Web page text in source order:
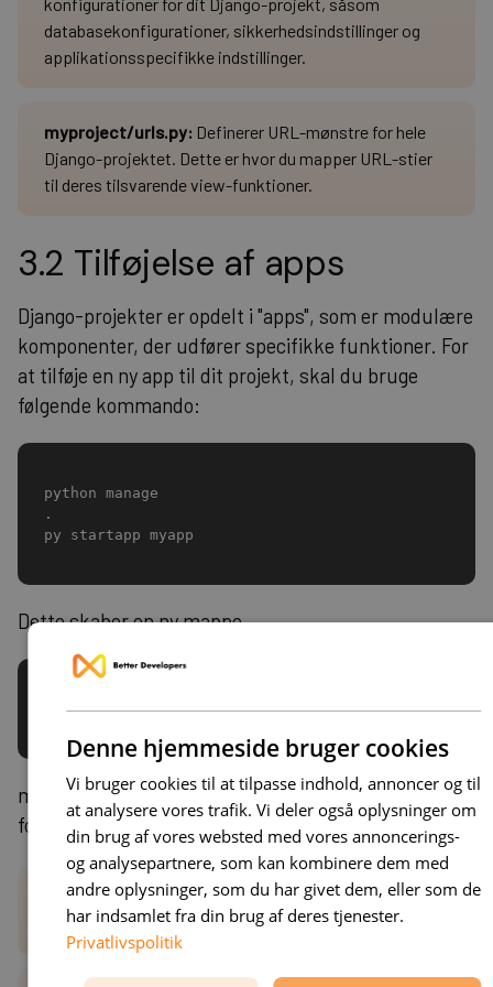
databasekonfigurationer, sikkerhedsindstillinger og
applikationsspecifikke indstillinger.
myproject/urls.py: Definerer URL-mønstre for hele
Django-projektet. Dette er hvor du mapper URL-stier
til deres tilsvarende view-funktioner.
3.2 Tilføjelse af apps
Django-projekter er opdelt i "apps", som er modulære
komponenter, der udfører specifikke funktioner. For
at tilføje en ny app til dit projekt, skal du bruge
følgende kommando:
python manage
.
py startapp myapp
Dette skaber en ny mappe
myapp
med en række filer designet til at håndtere
forskellige aspekter af applikationslogikken:
models.py:Definerer databasemodeller, som Django
ORM bruger til at oprette database skemaer.
Denne hjemmeside bruger cookies
Vi bruger cookies til at tilpasse indhold, annoncer og til
at analysere vores trafik. Vi deler også oplysninger om
din brug af vores websted med vores annoncerings-
og analysepartnere, som kan kombinere dem med
andre oplysninger, som du har givet dem, eller som de
har indsamlet fra din brug af deres tjenester.
Privatlivspolitik